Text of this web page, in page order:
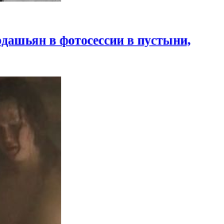
в фотосессии в пустыни,